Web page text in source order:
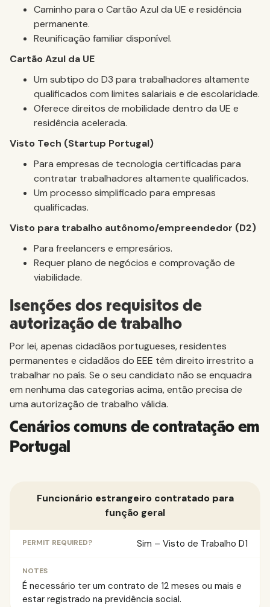
Caminho para o Cartão Azul da UE e residência
permanente.
Reunificação familiar disponível.
Cartão Azul da UE
Um subtipo do D3 para trabalhadores altamente
qualificados com limites salariais e de escolaridade.
Oferece direitos de mobilidade dentro da UE e
residência acelerada.
Visto Tech (Startup Portugal)
Para empresas de tecnologia certificadas para
contratar trabalhadores altamente qualificados.
Um processo simplificado para empresas
qualificadas.
Visto para trabalho autônomo/empreendedor (D2)
Para freelancers e empresários.
Requer plano de negócios e comprovação de
viabilidade.
Isenções dos requisitos de
autorização de trabalho
Por lei, apenas cidadãos portugueses, residentes
permanentes e cidadãos do EEE têm direito irrestrito a
trabalhar no país. Se o seu candidato não se enquadra
em nenhuma das categorias acima, então precisa de
uma autorização de trabalho válida.
Cenários comuns de contratação em
Portugal
Funcionário estrangeiro contratado para
função geral
Sim – Visto de Trabalho D1
É necessário ter um contrato de 12 meses ou mais e
estar registrado na previdência social.